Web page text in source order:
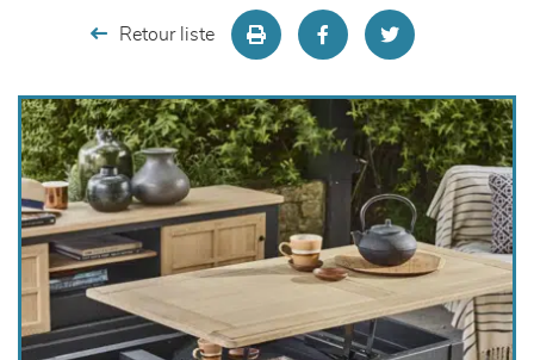
chambres et dressing
literie
décoration
Retour liste